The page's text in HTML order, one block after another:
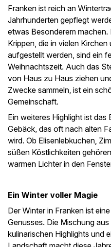
Franken ist reich an
Jahrhunderten gepflegt
etwas Besonderem
Krippen, die in vielen
aufgestellt werden, sind ein
Weihnachtszeit. Auch das
von Haus zu Haus ziehen
Zwecke sammeln, ist ein
Gemeinschaft.
Ein weiteres Highlight ist
Gebäck, das oft nach alten
wird. Ob Elisenlebkuchen,
süßen Köstlichkeiten
warmen Lichter in den
Ein Winter voller Magie
Der Winter in Franken ist
Genusses. Die Mischung
kulinarischen Highlights und